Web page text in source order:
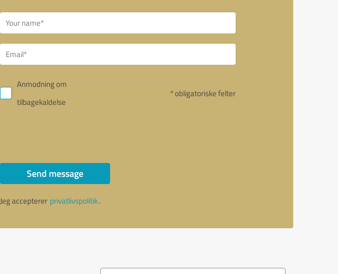
Anmodning om
tilbagekaldelse
* obligatoriske felter
Send message
Jeg accepterer privatlivspolitik.